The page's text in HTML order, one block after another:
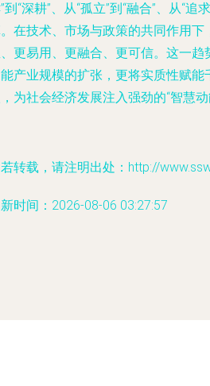
到“深耕”、从“孤立”到“融合”、从“追
在技术、市场与政策的共同作用
更易用、更融合、更可信。这一
产业规模的扩张，更将实质性赋
为社会经济发展注入强劲的“智慧动
转载，请注明出处：http://
时间：2026-08-06 03:27:57